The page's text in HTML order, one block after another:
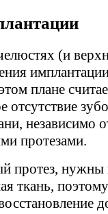
(и
плане
отсутствие
независимо
протезами.
протез,
ткань, поэтому